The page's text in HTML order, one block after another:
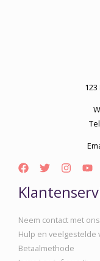
123
Neem contact met
Hulp en veelgestelde
Betaalmethode